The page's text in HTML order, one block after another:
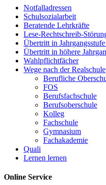
Notfalladressen
Schulsozialarbeit
Beratende Lehrkräfte
Lese-Rechtschreib-
Übertritt in
Übertritt in höhere
Wahlpflichtfächer
Wege nach der Realschule
Berufliche
FOS
Berufsfachschule
Berufsoberschule
Kolleg
Fachschule
Gymnasium
Fachakademie
Quali
Lernen lernen
Online Service